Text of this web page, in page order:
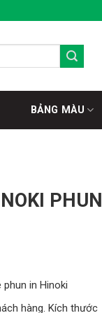
BẢNG MÀU
PHUN
in Hinoki
hàng. Kích thước